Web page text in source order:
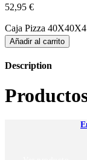
52,95 €
Caja Pizza
Añadir al carrito
Description